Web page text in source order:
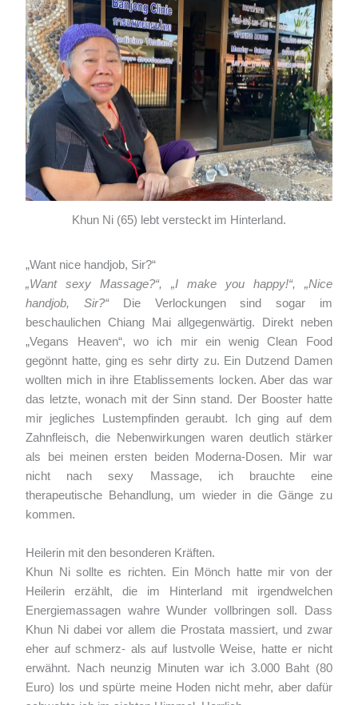
Khun Ni (65) lebt versteckt im Hinterland.
„Want nice handjob, Sir?“
„Want sexy Massage?“, „I make you happy!“, „Nice
handjob, Sir?“Die Verlockungen sind sogar im
beschaulichen Chiang Mai allgegenwärtig. Direkt neben
„Vegans Heaven“, wo ich mir ein wenig Clean Food
gegönnt hatte, ging es sehr dirty zu. Ein Dutzend Damen
wollten mich in ihre Etablissements locken. Aber das war
das letzte, wonach mit der Sinn stand. Der Booster hatte
mir jegliches Lustempfinden geraubt. Ich ging auf dem
Zahnfleisch, die Nebenwirkungen waren deutlich stärker
als bei meinen ersten beiden Moderna-Dosen. Mir war
nicht nach sexy Massage, ich brauchte eine
therapeutische Behandlung, um wieder in die Gänge zu
kommen.
Heilerin mit den besonderen Kräften.
Khun Ni sollte es richten. Ein Mönch hatte mir von der
Heilerin erzählt, die im Hinterland mit irgendwelchen
Energiemassagen wahre Wunder vollbringen soll. Dass
Khun Ni dabei vor allem die Prostata massiert, und zwar
eher auf schmerz- als auf lustvolle Weise, hatte er nicht
erwähnt. Nach neunzig Minuten war ich 3.000 Baht (80
Euro) los und spürte meine Hoden nicht mehr, aber dafür